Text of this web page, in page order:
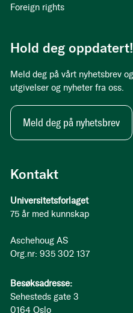
Kontakt
Universitetsforlaget
75 år med kunnskap
Aschehoug AS
Org.nr: 935 302 137
Besøksadresse:
Sehesteds gate 3
0164 Oslo
Foreign rights
Hold deg oppdatert!
Meld deg på vårt nyhetsbrev
utgivelser og nyheter fra oss.
Meld deg på nyhetsbrev